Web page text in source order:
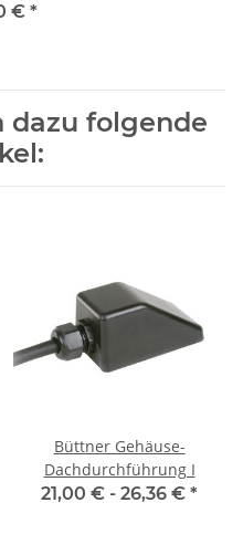
€ *
dazu folgende
Büttner Gehäuse-
Dachdurchführung I
21,00 € - 26,36 € *